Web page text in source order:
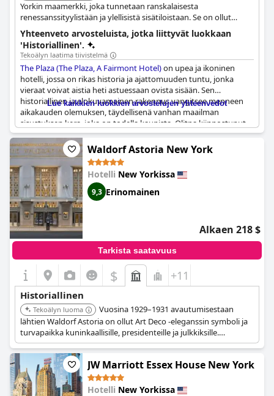
Yorkin maamerkki, joka tunnetaan ranskalaisesta
renessanssityylistään ja ylellisistä sisätiloistaan. Se on ollut
monien merkittävien kulttuuritapahtumien, kuten Truman
Capoten Black and White Ballin, näyttämönä, ja se on esiintynyt
lukuisissa elokuvissa ja kirjoissa. Vuonna 1969 viralliseksi
maamerkiksi nimetty se edustaa edelleen kultakauden loistoa.
Yhteenveto arvosteluista, jotka liittyvät luokkaan
'Historiallinen'.
Tekoälyn laatima tiivistelmä
The Plaza (The Plaza, A Fairmont Hotel)on upea ja ikoninen
hotelli, jossa on rikas historia ja ajattomuuden tuntu, jonka
vieraat voivat aistia heti astuessaan ovista sisään. Sen
historiallinen ja elokuvamainen rakennus vangitsee menneen
aikakauden olemuksen, täydellisenä vanhan maailman
sisustuksen kera, joka on todella kaunista. Olitpa kiinnostunut
paikan historiasta, arkkitehtuurista ja sisustuksesta tai haluat
vain kokea palan historiaa,The Plaza (The Plaza, A Fairmont
Hotel)jättää varmasti pysyvän vaikutuksen. Valitettavasti jotkut
vieraat ovat sanoneet, että nykyinen johto ei oikein edusta
hotellin perintöä, mutta kaiken kaikkiaanThe Plaza (The Plaza, A
Fairmont Hotel)on edelleen pakollinen vierailukohde kaikille,
jotka ovat kiinnostuneita kokemaan ikonisen ja historiallisen
kiinteistön.
Lue kaikkien luokkien arvostelujen yhteenvedot
Waldorf Astoria New York
Hotelli New Yorkissa
9,3 Erinomainen
Alkaen 218 $
Tarkista saatavuus
$ +11
Historiallinen
Tekoälyn luoma
Vuosina 1929–1931 avautumisestaan
lähtien Waldorf Astoria on ollut Art Deco -eleganssin symboli ja
turvapaikka kuninkaallisille, presidenteille ja julkkiksille.
Tunnetaan "New Yorkin epävirallisena palatsina", sillä on
tarinallinen innovaatiohistoria, mukaan lukien se, että se oli
ensimmäinen hotelli, joka tarjosi huonepalvelun. Tällä hetkellä
se on laajan remontin kohteena, mutta se pysyy olennaisena
osana New Yorkin historiaa.
JW Marriott Essex House New York
Hotelli New Yorkissa